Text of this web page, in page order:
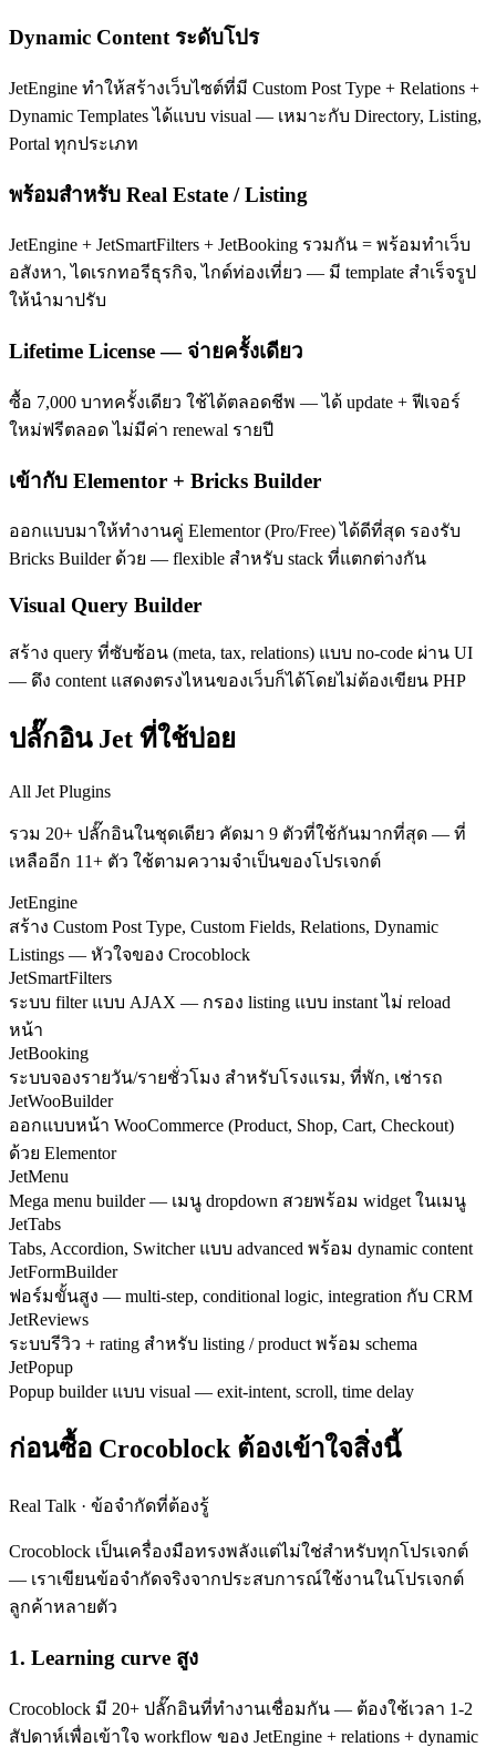
Dynamic Content ระดับโปร
JetEngine ทำให้สร้างเว็บไซต์ที่มี Custom Post Type + Relations +
Dynamic Templates ได้แบบ visual — เหมาะกับ Directory, Listing,
Portal ทุกประเภท
พร้อมสำหรับ Real Estate / Listing
JetEngine + JetSmartFilters + JetBooking รวมกัน = พร้อมทำเว็บ
อสังหา, ไดเรกทอรีธุรกิจ, ไกด์ท่องเที่ยว — มี template สำเร็จรูป
ให้นำมาปรับ
Lifetime License — จ่ายครั้งเดียว
ซื้อ 7,000 บาทครั้งเดียว ใช้ได้ตลอดชีพ — ได้ update + ฟีเจอร์
ใหม่ฟรีตลอด ไม่มีค่า renewal รายปี
เข้ากับ Elementor + Bricks Builder
ออกแบบมาให้ทำงานคู่ Elementor (Pro/Free) ได้ดีที่สุด รองรับ
Bricks Builder ด้วย — flexible สำหรับ stack ที่แตกต่างกัน
Visual Query Builder
สร้าง query ที่ซับซ้อน (meta, tax, relations) แบบ no-code ผ่าน UI
— ดึง content แสดงตรงไหนของเว็บก็ได้โดยไม่ต้องเขียน PHP
ปลั๊กอิน Jet ที่ใช้บ่อย
All Jet Plugins
รวม 20+ ปลั๊กอินในชุดเดียว คัดมา 9 ตัวที่ใช้กันมากที่สุด — ที่
เหลืออีก 11+ ตัว ใช้ตามความจำเป็นของโปรเจกต์
JetEngine
สร้าง Custom Post Type, Custom Fields, Relations, Dynamic
Listings — หัวใจของ Crocoblock
JetSmartFilters
ระบบ filter แบบ AJAX — กรอง listing แบบ instant ไม่ reload
หน้า
JetBooking
ระบบจองรายวัน/รายชั่วโมง สำหรับโรงแรม, ที่พัก, เช่ารถ
JetWooBuilder
ออกแบบหน้า WooCommerce (Product, Shop, Cart, Checkout)
ด้วย Elementor
JetMenu
Mega menu builder — เมนู dropdown สวยพร้อม widget ในเมนู
JetTabs
Tabs, Accordion, Switcher แบบ advanced พร้อม dynamic content
JetFormBuilder
ฟอร์มขั้นสูง — multi-step, conditional logic, integration กับ CRM
JetReviews
ระบบรีวิว + rating สำหรับ listing / product พร้อม schema
JetPopup
Popup builder แบบ visual — exit-intent, scroll, time delay
ก่อนซื้อ Crocoblock ต้องเข้าใจสิ่งนี้
Real Talk · ข้อจำกัดที่ต้องรู้
Crocoblock เป็นเครื่องมือทรงพลังแต่ไม่ใช่สำหรับทุกโปรเจกต์
— เราเขียนข้อจำกัดจริงจากประสบการณ์ใช้งานในโปรเจกต์
ลูกค้าหลายตัว
1. Learning curve สูง
Crocoblock มี 20+ ปลั๊กอินที่ทำงานเชื่อมกัน — ต้องใช้เวลา 1-2
สัปดาห์เพื่อเข้าใจ workflow ของ JetEngine + relations + dynamic